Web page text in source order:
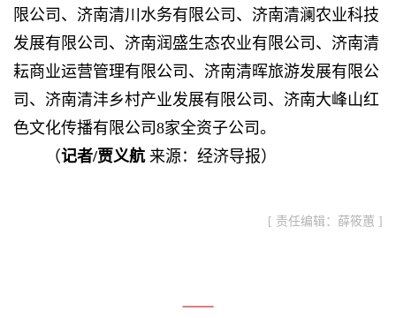
限公司、济南清川水务有限公司、济南清澜农业科技
发展有限公司、济南润盛生态农业有限公司、济南清
耘商业运营管理有限公司、济南清晖旅游发展有限公
司、济南清沣乡村产业发展有限公司、济南大峰山红
色文化传播有限公司8家全资子公司。
（记者/贾义航 来源：经济导报）
[ 责任编辑：薛筱蕙 ]